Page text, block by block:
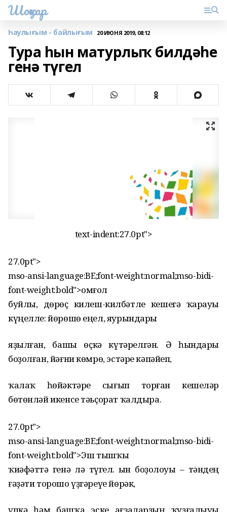
Шоңҡар
Һаулығым - байлығым 20 ИЮНЯ 2019, 08:12
Тура һын матурлыҡ билдәһе
генә түгел
text-indent:27.0pt">
27.0pt">
mso-ansi-language:BE;font-weight:normal;mso-bidi-
font-weight:bold">Һомғол
буйлы, дөрөҫ килеш-килбәтле кешегә ҡарауы
күңелле: йөрөшө еңел, яурындары
яҙылған, башы өҫкә күтәрелгән. Ә һындары
боҙолған, йәғни көмрө, эстәре кәпәйеп,
ҡалаҡ һөйәктәре сығып торған кешеләр
бөтөнләй икенсе тәьҫорат ҡалдыра.
27.0pt">
mso-ansi-language:BE;font-weight:normal;mso-bidi-
font-weight:bold">Эш тышҡы
ҡиәфәттә генә лә түгел. Һын боҙолоуы – тәндең
ғәҙәти торошо үҙгәреүе йөрәк,